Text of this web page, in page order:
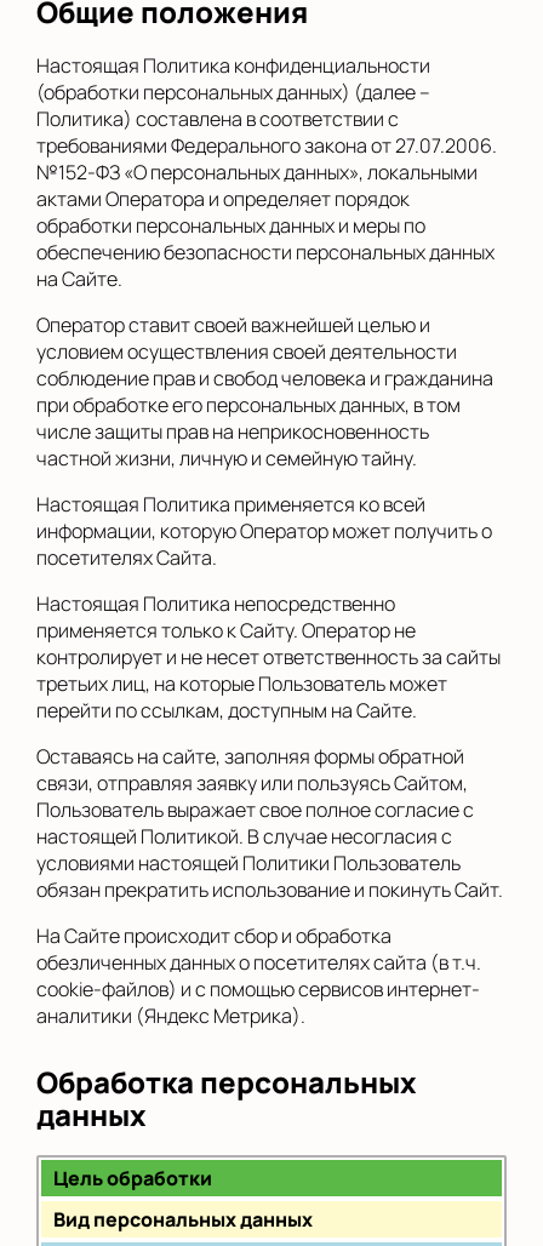
Общие положения
Настоящая Политика конфиденциальности
(обработки персональных данных) (далее –
Политика) составлена в соответствии с
требованиями Федерального закона от 27.07.2006.
№152-ФЗ «О персональных данных», локальными
актами Оператора и определяет порядок
обработки персональных данных и меры по
обеспечению безопасности персональных данных
на Сайте.
Оператор ставит своей важнейшей целью и
условием осуществления своей деятельности
соблюдение прав и свобод человека и гражданина
при обработке его персональных данных, в том
числе защиты прав на неприкосновенность
частной жизни, личную и семейную тайну.
Настоящая Политика применяется ко всей
информации, которую Оператор может получить о
посетителях Сайта.
Настоящая Политика непосредственно
применяется только к Сайту. Оператор не
контролирует и не несет ответственность за сайты
третьих лиц, на которые Пользователь может
перейти по ссылкам, доступным на Сайте.
Оставаясь на сайте, заполняя формы обратной
связи, отправляя заявку или пользуясь Сайтом,
Пользователь выражает свое полное согласие с
настоящей Политикой. В случае несогласия с
условиями настоящей Политики Пользователь
обязан прекратить использование и покинуть Сайт.
На Сайте происходит сбор и обработка
обезличенных данных о посетителях сайта (в т.ч.
cookie-файлов) и с помощью сервисов интернет-
аналитики (Яндекс Метрика).
Обработка персональных
данных
Цель обработки
Вид персональных данных